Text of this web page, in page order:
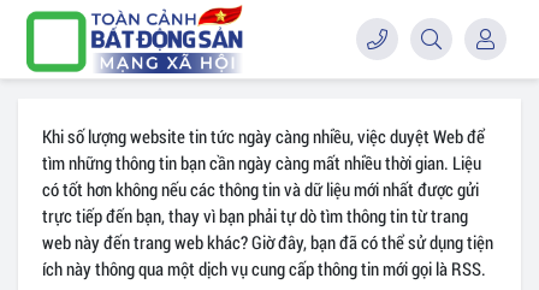
Khi số lượng website tin tức ngày càng nhiều, việc duyệt Web để
tìm những thông tin bạn cần ngày càng mất nhiều thời gian. Liệu
có tốt hơn không nếu các thông tin và dữ liệu mới nhất được gửi
trực tiếp đến bạn, thay vì bạn phải tự dò tìm thông tin từ trang
web này đến trang web khác? Giờ đây, bạn đã có thể sử dụng tiện
ích này thông qua một dịch vụ cung cấp thông tin mới gọi là RSS.